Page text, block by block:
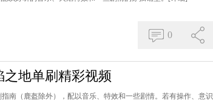
0
之地单刷精彩视频
南（鹿盔除外），配以音乐、特效和一些剧情。若有操作、意识